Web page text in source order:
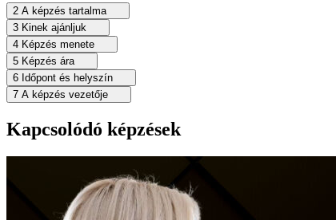
2 A képzés tartalma
3 Kinek ajánljuk
4 Képzés menete
5 Képzés ára
6 Időpont és helyszín
7 A képzés vezetője
Kapcsolódó képzések